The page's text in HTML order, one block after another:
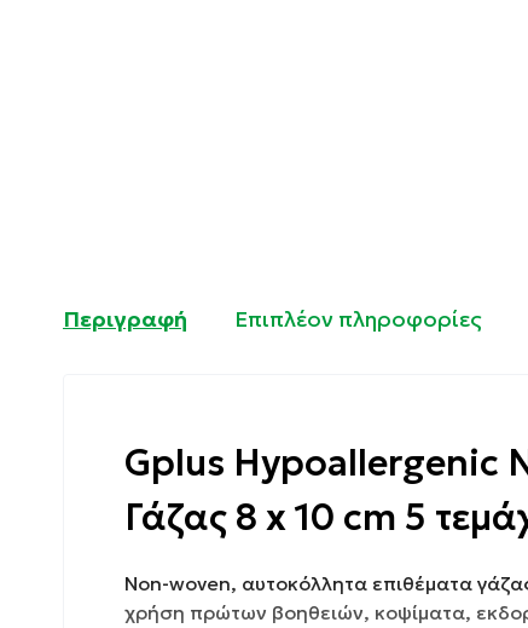
Περιγραφή Επιπλέον πληροφορίες
Gplus Hypoallergenic
Γάζας 8 x 10 cm 5
Non-woven, αυτοκόλλητα επιθέματα
χρήση πρώτων βοηθειών, κοψίματα,